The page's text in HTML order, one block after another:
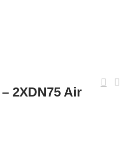
2XDN75 Air